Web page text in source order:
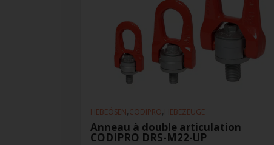
HEBEÖSEN,CODIPRO,HEBEZEUGE
Anneau à double articulation
CODIPRO DRS-M22-UP